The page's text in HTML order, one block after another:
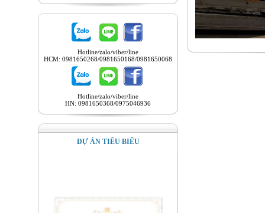
Hotline/zalo/viber/line
HCM: 0981650268/0981650168/0981650068
Hotline/zalo/viber/line
HN: 0981650368/0975046936
DỰ ÁN TIÊU BIỂU